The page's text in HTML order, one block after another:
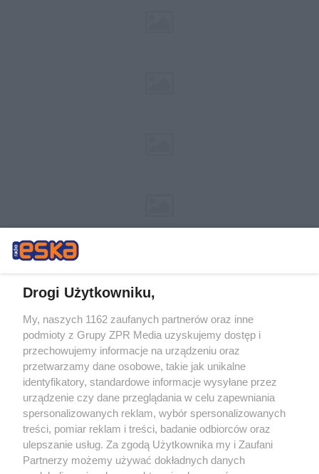
Żaden utwór zamieszczony w serwisie nie może być powielany i
rozpowszechniany lub dalej rozpowszechniany w jakikolwiek sposób (w
tym także elektroniczny lub mechaniczny) na jakimkolwiek polu
eksploatacji w jakiejkolwiek formie, włącznie z umieszczaniem w
Internecie bez pisemnej zgody właściciela praw. Jakiekolwiek użycie lub
wykorzystanie utworów w całości lub w części z naruszeniem prawa,
tzn. bez właściwej zgody, jest zabronione pod groźbą kary i może być
ścigane prawnie.
Drogi Użytkowniku,
My, naszych 1162 zaufanych partnerów oraz inne
podmioty z Grupy ZPR Media uzyskujemy dostęp i
przechowujemy informacje na urządzeniu oraz
przetwarzamy dane osobowe, takie jak unikalne
identyfikatory, standardowe informacje wysyłane przez
urządzenie czy dane przeglądania w celu zapewniania
spersonalizowanych reklam, wybór spersonalizowanych
treści, pomiar reklam i treści, badanie odbiorców oraz
ulepszanie usług. Za zgodą Użytkownika my i Zaufani
Partnerzy możemy używać dokładnych danych